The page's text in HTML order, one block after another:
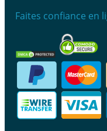
Faites confiance en